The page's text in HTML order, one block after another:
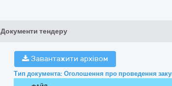
Документи тендеру
Завантажити архівом
Тип документа: Оголошення про проведення